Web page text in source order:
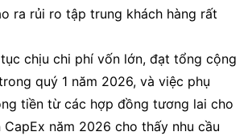
ra rủi ro tập trung khách hàng rất
chịu chi phí vốn lớn, đạt tổng cộng
quý 1 năm 2026, và việc phụ
tiền từ các hợp đồng tương lai cho
năm 2026 cho thấy nhu cầu